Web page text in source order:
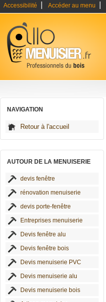
Accessibilité Accéder au menu
NAVIGATION
Retour à l'accueil
AUTOUR DE LA MENUISERIE
devis fenêtre
rénovation menuiserie
devis porte-fenêtre
Entreprises menuiserie
Devis fenêtre alu
Devis fenêtre bois
Devis menuiserie PVC
Devis menuiserie alu
Devis menuiserie bois